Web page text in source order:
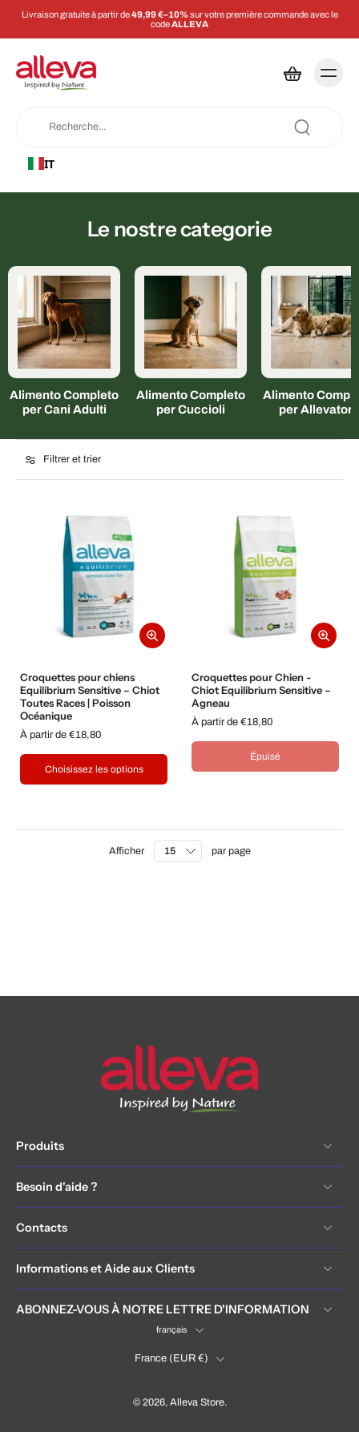
Livraison gratuite à partir de49,99 €–10% sur votre première commande avec le
codeALLEVA
IT
Le nostre categorie
Alimento Completo
per Cani Adulti
Alimento Completo
per Cuccioli
Alimento
per Allevatori
Filtrer et trier
Croquettes pour chiens
Equilibrium Sensitive – Chiot
Toutes Races | Poisson
Océanique
À partir de €18,80
Choisissez les options
Croquettes pour Chien -
Chiot Equilibrium Sensitive –
Agneau
À partir de €18,80
Épuisé
Afficher par page
Produits
Besoin d'aide ?
Contacts
Informations et Aide aux Clients
ABONNEZ-VOUS À NOTRE LETTRE D'INFORMATION
français
France ‎(EUR €)‎
© 2026, Alleva Store.